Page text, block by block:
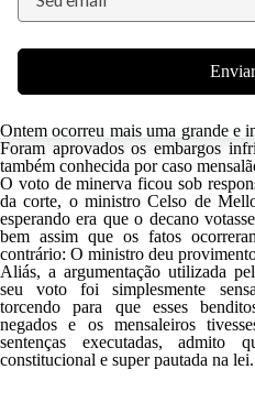
Enviar
Ontem ocorreu mais uma grande e
Foram aprovados os embargos
também conhecida por caso
O voto de minerva ficou sob
da corte, o ministro Celso de
esperando era que o decano
bem assim que os fatos
contrário: O ministro deu
Aliás, a argumentação utilizada
seu voto foi simplesmente
torcendo para que esses
negados e os mensaleiros
sentenças executadas,
constitucional e super pautada na lei.